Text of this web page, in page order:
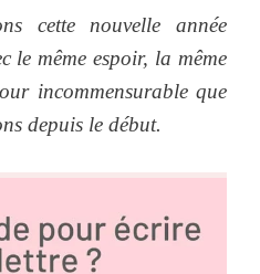
cette nouvelle année
le même espoir, la même
incommensurable que
depuis le début.